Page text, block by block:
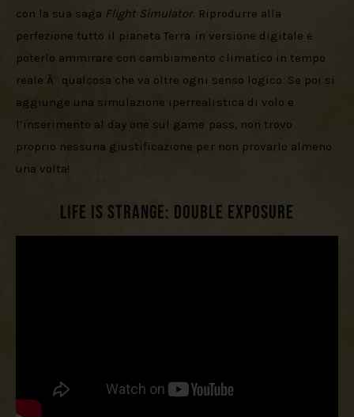
con la sua saga Flight Simulator. Riprodurre alla
perfezione tutto il pianeta Terra in versione digitale e
poterlo ammirare con cambiamento climatico in tempo
reale Ã¨ qualcosa che va oltre ogni senso logico. Se poi si
aggiunge una simulazione iperrealistica di volo e
l’inserimento al day one sul game pass, non trovo
proprio nessuna giustificazione per non provarlo almeno
una volta!
Life is Strange: Double Exposure